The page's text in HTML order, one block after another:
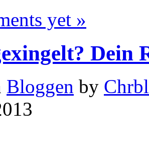
yet »
Dein
Bloggen by